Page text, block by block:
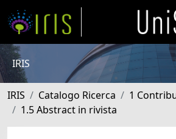
IRIS
IRIS Catalogo Ricerca
1
1.5 Abstract in rivista